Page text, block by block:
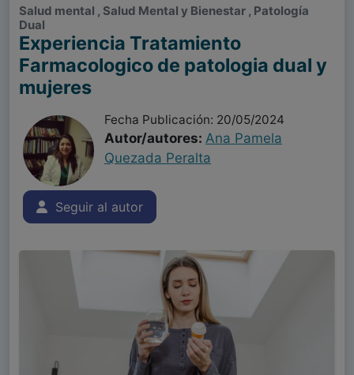
Salud mental , Salud Mental y Bienestar , Patología
Dual
Experiencia Tratamiento
Farmacologico de patologia dual y
mujeres
Fecha Publicación: 20/05/2024
Autor/autores: Ana Pamela
Quezada Peralta
Seguir al autor